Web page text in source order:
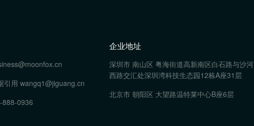
引用 wangq1@jiguang.cn
888-0936
企业地址
深圳市 南山区 粤海街道高新南区白石路与沙河
西路交汇处深圳湾科技生态园12栋A座31层
北京市 朝阳区 大望路温特莱中心B座6层